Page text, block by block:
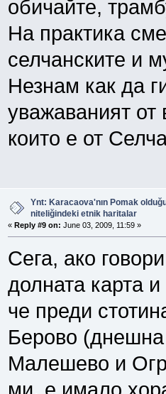
обичайте,
На практика
селчанските и
Незнам как да
уважаваният от
които е от
Ynt: Karacaova'nın Pomak
niteliğindeki etnik haritalar
« Reply #9 on: June 03, 2009, 11:59 »
Сега, ако
долната карта
че преди
Берово
Малешево и